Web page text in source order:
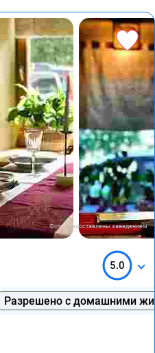
Фото предоставлены заведением
5.0
Разрешено с домашними